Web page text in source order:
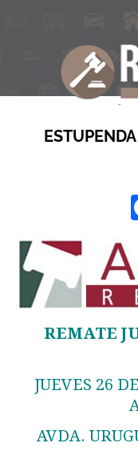
REMATE
JUEVES 26
AVDA.